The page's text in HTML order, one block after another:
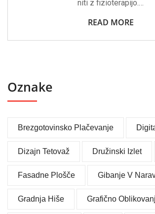
niti z fizioterapijo.…
READ MORE
Oznake
Brezgotovinsko Plačevanje
Dizajn Tetovaž Družinski Izlet
Fasadne Plošče Gibanje V
Gradnja Hiše Grafično